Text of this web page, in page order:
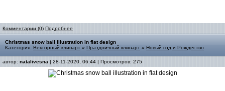
Комментарии (0) Подробнее
Christmas snow ball illustration in flat design
Категория: Векторный клипарт » Праздничный клипарт » Новый год и Рождество
автор: natalivesna | 28-11-2020, 06:44 | Просмотров: 275